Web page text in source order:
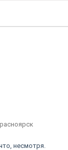
несмотря.